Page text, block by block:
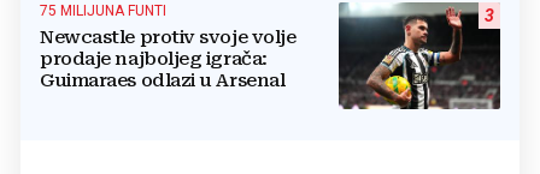
3
75 MILIJUNA FUNTI
Newcastle protiv svoje volje
prodaje najboljeg igrača:
Guimaraes odlazi u Arsenal